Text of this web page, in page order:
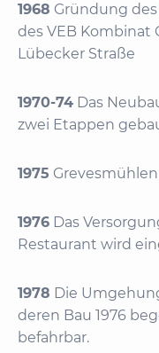
1968 Gründung
des VEB Kombinat
Lübecker Straße
1970-74 Das
zwei Etappen
1975
1976 Das
Restaurant wird
1978 Die
deren Bau 1976
befahrbar.